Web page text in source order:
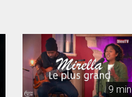
9 min